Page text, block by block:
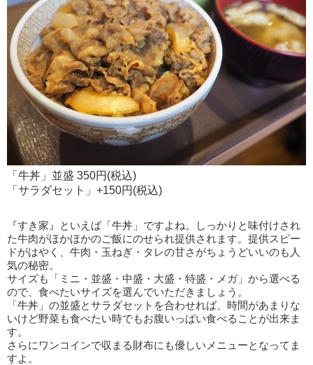
「牛丼」並盛 350円(税込)
「サラダセット」+150円(税込)
『すき家』といえば「牛丼」ですよね。しっかりと味付けされ
た牛肉がほかほかのご飯にのせられ提供されます。提供スピー
ドがはやく、牛肉・玉ねぎ・タレの甘さがちょうどいいのも人
気の秘密。
サイズも「ミニ・並盛・中盛・大盛・特盛・メガ」から選べる
ので、食べたいサイズを選んでいただきましょう。
「牛丼」の並盛とサラダセットを合わせれば、時間があまりな
いけど野菜も食べたい時でもお腹いっぱい食べることが出来ま
す。
さらにワンコインで収まる財布にも優しいメニューとなってま
すよ。